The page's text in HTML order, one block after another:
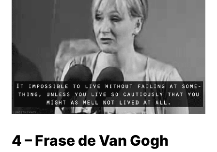
4 – Frase de Van Gogh